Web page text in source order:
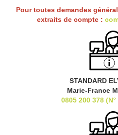
Pour toutes demandes
extraits de compte :
STANDARD
Marie-France
0805 200 378